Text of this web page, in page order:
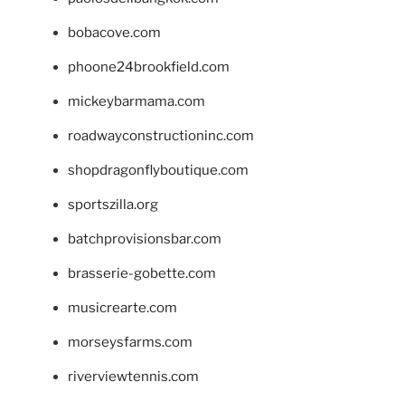
bobacove.com
phoone24brookfield.com
mickeybarmama.com
roadwayconstructioninc.com
shopdragonflyboutique.com
sportszilla.org
batchprovisionsbar.com
brasserie-gobette.com
musicrearte.com
morseysfarms.com
riverviewtennis.com